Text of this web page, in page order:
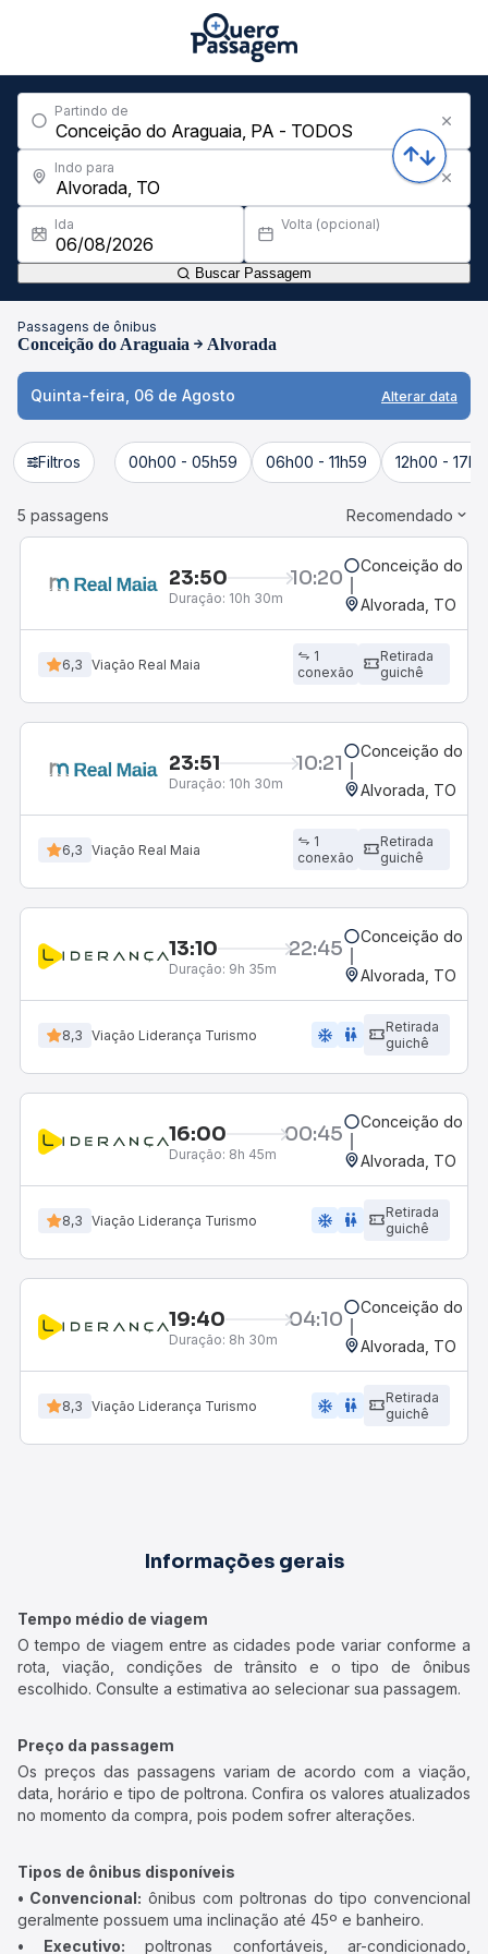
Partindo de
Indo para
Ida Volta (opcional)
Buscar Passagem
Passagens de ônibus
Conceição do Araguaia Alvorada
Quinta-feira, 06 de Agosto Alterar data
Filtros 00h00 - 05h59 06h00 - 11h59 12h00 -
5 passagens Recomendado
23:50 10:20
Duração: 10h 30m
Conceição do
Alvorada, TO
6,3 Viação Real Maia
1
conexão
Retirada
guichê
23:51 10:21
Duração: 10h 30m
Conceição do
Alvorada, TO
6,3 Viação Real Maia
1
conexão
Retirada
guichê
13:10 22:45
Duração: 9h 35m
Conceição do
Alvorada, TO
8,3 Viação Liderança Turismo ac_unit wc
Retirada
guichê
16:00 00:45
Duração: 8h 45m
Conceição do
Alvorada, TO
8,3 Viação Liderança Turismo ac_unit wc
Retirada
guichê
19:40 04:10
Duração: 8h 30m
Conceição do
Alvorada, TO
8,3 Viação Liderança Turismo ac_unit wc
Retirada
guichê
Informações gerais
Tempo médio de viagem
O tempo de viagem entre as cidades pode variar conforme a
rota, viação, condições de trânsito e o tipo de ônibus
escolhido. Consulte a estimativa ao selecionar sua passagem.
Preço da passagem
Os preços das passagens variam de acordo com a viação,
data, horário e tipo de poltrona. Confira os valores atualizados
no momento da compra, pois podem sofrer alterações.
Tipos de ônibus disponíveis
• Convencional: ônibus com poltronas do tipo convencional
geralmente possuem uma inclinação até 45º e banheiro.
• Executivo: poltronas confortáveis, ar-condicionado,